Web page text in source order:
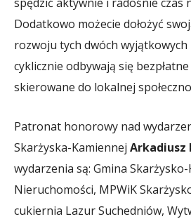
Dodatkowo możecie dołożyć
rozwoju tych dwóch wyjątkowych
cyklicznie odbywają się
skierowane do lokalnej
Patronat honorowy nad
Skarżyska-Kamiennej Arkadiusz
wydarzenia są: Gmina
Nieruchomości, MPWiK
cukiernia Lazur Suchedniów,